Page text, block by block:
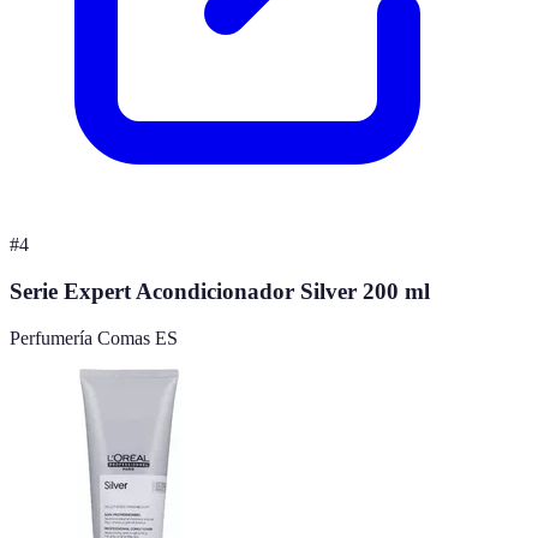
#4
Serie Expert Acondicionador Silver 200 ml
Perfumería Comas ES